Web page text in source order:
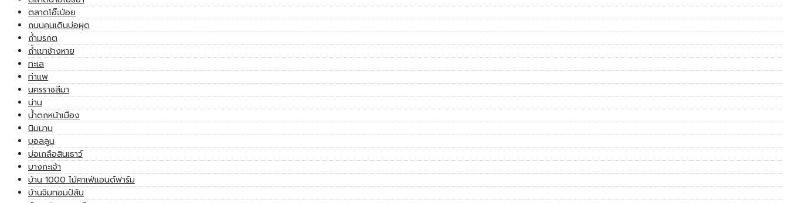
ตลาดโอ๊ะป่อย
ถนนคนเดินบ่อผุด
ถ้ำมรกต
ถ้ำเขาช้างหาย
ทะเล
ท่าแพ
นครราชสีมา
น่าน
น้ำตกหน้าเมือง
นิมมาน
บอลลูน
บ่อเกลือสินเธาว์
บางกะเจ้า
บ้าน 1000 ไม้คาเฟ่แอนด์ฟาร์ม
บ้านจิมทอมป์สัน